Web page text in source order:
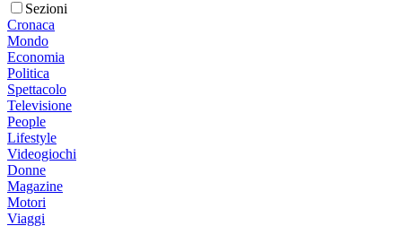
Sezioni
Cronaca
Mondo
Economia
Politica
Spettacolo
Televisione
People
Lifestyle
Videogiochi
Donne
Magazine
Motori
Viaggi